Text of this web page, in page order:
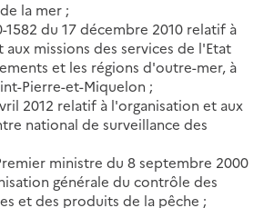
la mer ;
1582 du 17 décembre 2010 relatif à
missions des services de l'Etat
et les régions d'outre-mer, à
Pierre-et-Miquelon ;
2012 relatif à l'organisation et aux
national de surveillance des
ministre du 8 septembre 2000
générale du contrôle des
et des produits de la pêche ;